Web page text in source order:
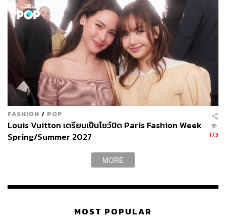
4.
Si Passione Set (6,100 บาท)
หากคุณเป็นผู้หญิงที่รักและรู้ซึ้งถึงคุณค่าในตัวเอง คุณคือผู้
หญิงในแบบของ Si ซึ่งเหมาะเหลือเกินกับเซตน้ำหอมสุด
หรูหรานี้ ที่มีการออกแบบและจัดเซตมาเพื่อผู้หญิงที่เต็มเปี่ยม
ด้วยพลัง ความรัก ความหลงใหล และความเร่าร้อน ภายใน
เซตประกอบด้วยน้ำหอม Si Passione 100 ml. น้ำหอม Si
Passione 15 ml. และพวงกุญแจ ไม่ว่าเซตนี้จะถูกเลือกให้กับ
ใคร ตัวคุณเองหรือคนที่คุณรัก รับรองว่าดีต่อใจทั้งผู้ให้และ
FASHION / POP
Louis Vuitton เตรียมเป็นโชว์ปิด Paris Fashion Week
Spring/Summer 2027
173
MORE
MOST POPULAR